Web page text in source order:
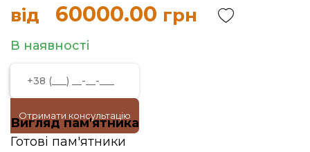
від 60000.00 грн
В наявності
Отримати консультацію
Вигляд пам'ятника
Готові пам'ятники